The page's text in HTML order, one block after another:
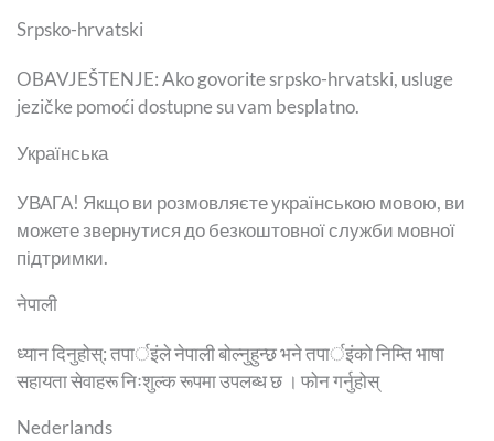
Srpsko-hrvatski
OBAVJEŠTENJE: Ako govorite srpsko-hrvatski, usluge
jezičke pomoći dostupne su vam besplatno.
Українська
УВАГА! Якщо ви розмовляєте українською мовою, ви
можете звернутися до безкоштовної служби мовної
підтримки.
नेपाली
ध्यान दिनुहोस्: तपार्इंले नेपाली बोल्नुहुन्छ भने तपार्इंको निम्ति भाषा
सहायता सेवाहरू निःशुल्क रूपमा उपलब्ध छ । फोन गर्नुहोस्
Nederlands